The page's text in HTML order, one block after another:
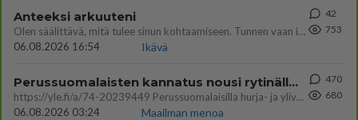
Anteeksi arkuuteni
Olen säälittävä, mitä tulee sinun kohtaamiseen. Tunnen vaan itseni todella epävarmaksi sun kanssa. Jos minun olisi pitän
06.08.2026 16:54
Ikävä
42
753
Perussuomalaisten kannatus nousi rytinällä Ylen tänään julkaisemassa tuoreimmassa gallup-kyselyssä.
https://yle.fi/a/74-20239449 Perussuomalaisilla hurja- ja ylivoimaisesti suurin nousu tässä uudessa Ylen gallupissa. Kyl
06.08.2026 03:24
Maailman menoa
470
680